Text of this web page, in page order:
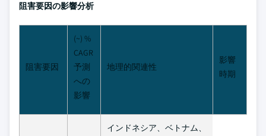
阻害要因の影響分析
阻害要因
(~) %
CAGR
予測
への
影響
地理的関連性
影響
時期
インドネシア、ベトナム、